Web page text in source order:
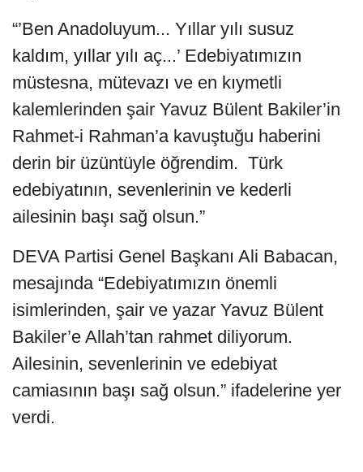
“’Ben Anadoluyum... Yıllar yılı susuz
kaldım, yıllar yılı aç...’ Edebiyatımızın
müstesna, mütevazı ve en kıymetli
kalemlerinden şair Yavuz Bülent Bakiler’in
Rahmet-i Rahman’a kavuştuğu haberini
derin bir üzüntüyle öğrendim. Türk
edebiyatının, sevenlerinin ve kederli
ailesinin başı sağ olsun.”
DEVA Partisi Genel Başkanı Ali Babacan,
mesajında “Edebiyatımızın önemli
isimlerinden, şair ve yazar Yavuz Bülent
Bakiler’e Allah’tan rahmet diliyorum.
Ailesinin, sevenlerinin ve edebiyat
camiasının başı sağ olsun.” ifadelerine yer
verdi.